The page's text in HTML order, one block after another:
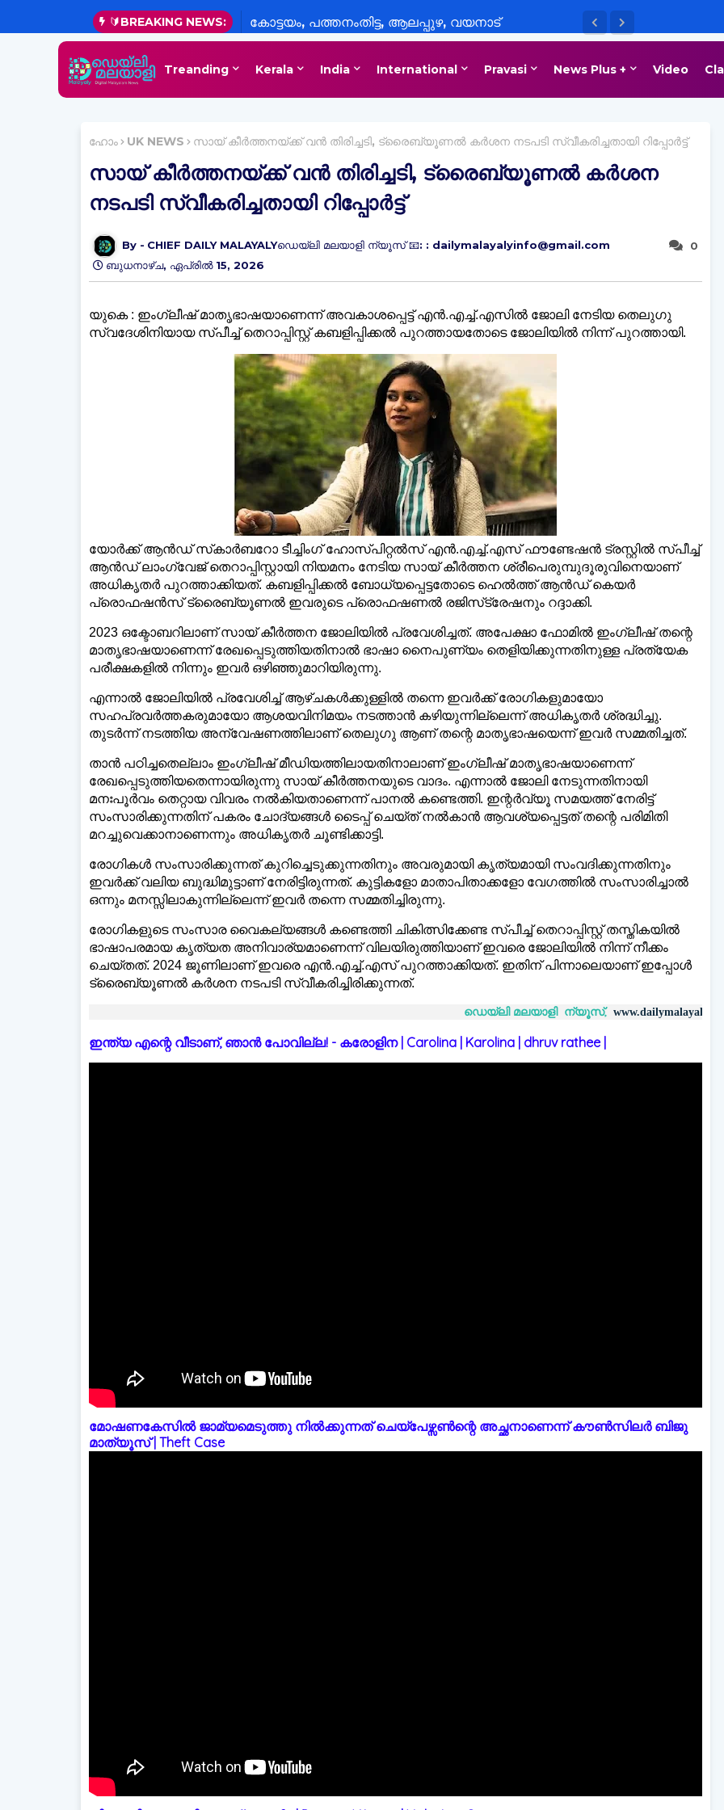
🔰BREAKING NEWS:
കോട്ടയം, പത്തനംതിട്ട, ആലപ്പുഴ, വയനാട്
ജില്ലകളിലെ വിദ്യാഭ്യാസ സ്ഥാപനങ്ങൾക്ക് നാളെ
അവധി
Treanding Kerala India International Pravasi News Plus + Video
ഹോം UK NEWS സായ് കീര്‍ത്തനയ്ക്ക് വൻ തിരിച്ചടി, ട്രൈബ്യൂണല്‍ കര്‍ശന നടപടി സ്വീകരിച്ചതായി റിപ്പോർട്ട്
സായ് കീര്‍ത്തനയ്ക്ക് വൻ തിരിച്ചടി, ട്രൈബ്യൂണല്‍ കര്‍ശന
നടപടി സ്വീകരിച്ചതായി റിപ്പോർട്ട്
0
CHIEF DAILY MALAYALYഡെയ്‌ലി മലയാളി ന്യൂസ് 📧: : dailymalayalyinfo@gmail.com
ബുധനാഴ്‌ച, ഏപ്രിൽ 15, 2026
യുകെ : ഇംഗ്ലീഷ് മാതൃഭാഷയാണെന്ന് അവകാശപ്പെട്ട് എന്‍.എച്ച്.എസില്‍ ജോലി നേടിയ തെലുഗു
സ്വദേശിനിയായ സ്പീച്ച് തെറാപ്പിസ്റ്റ് കബളിപ്പിക്കല്‍ പുറത്തായതോടെ ജോലിയില്‍ നിന്ന് പുറത്തായി.
യോര്‍ക്ക് ആന്‍ഡ് സ്‌കാര്‍ബറോ ടീച്ചിംഗ് ഹോസ്പിറ്റല്‍സ് എന്‍.എച്ച്.എസ് ഫൗണ്ടേഷന്‍ ട്രസ്റ്റില്‍ സ്പീച്ച്
ആന്‍ഡ് ലാംഗ്വേജ് തെറാപ്പിസ്റ്റായി നിയമനം നേടിയ സായ് കീര്‍ത്തന ശ്രീപെരുമ്പുദൂരുവിനെയാണ്
അധികൃതര്‍ പുറത്താക്കിയത്. കബളിപ്പിക്കല്‍ ബോധ്യപ്പെട്ടതോടെ ഹെല്‍ത്ത് ആന്‍ഡ് കെയര്‍
പ്രൊഫഷന്‍സ് ട്രൈബ്യൂണല്‍ ഇവരുടെ പ്രൊഫഷണല്‍ രജിസ്‌ട്രേഷനും റദ്ദാക്കി.
2023 ഒക്ടോബറിലാണ് സായ് കീര്‍ത്തന ജോലിയില്‍ പ്രവേശിച്ചത്. അപേക്ഷാ ഫോമില്‍ ഇംഗ്ലീഷ് തന്റെ
മാതൃഭാഷയാണെന്ന് രേഖപ്പെടുത്തിയതിനാല്‍ ഭാഷാ നൈപുണ്യം തെളിയിക്കുന്നതിനുള്ള പ്രത്യേക
പരീക്ഷകളില്‍ നിന്നും ഇവര്‍ ഒഴിഞ്ഞുമാറിയിരുന്നു.
എന്നാല്‍ ജോലിയില്‍ പ്രവേശിച്ച് ആഴ്ചകള്‍ക്കുള്ളില്‍ തന്നെ ഇവര്‍ക്ക് രോഗികളുമായോ
സഹപ്രവര്‍ത്തകരുമായോ ആശയവിനിമയം നടത്താന്‍ കഴിയുന്നില്ലെന്ന് അധികൃതര്‍ ശ്രദ്ധിച്ചു.
തുടര്‍ന്ന് നടത്തിയ അന്വേഷണത്തിലാണ് തെലുഗു ആണ് തന്റെ മാതൃഭാഷയെന്ന് ഇവര്‍ സമ്മതിച്ചത്.
താന്‍ പഠിച്ചതെല്ലാം ഇംഗ്ലീഷ് മീഡിയത്തിലായതിനാലാണ് ഇംഗ്ലീഷ് മാതൃഭാഷയാണെന്ന്
രേഖപ്പെടുത്തിയതെന്നായിരുന്നു സായ് കീര്‍ത്തനയുടെ വാദം. എന്നാല്‍ ജോലി നേടുന്നതിനായി
മനഃപൂര്‍വം തെറ്റായ വിവരം നല്‍കിയതാണെന്ന് പാനല്‍ കണ്ടെത്തി. ഇന്റര്‍വ്യൂ സമയത്ത് നേരിട്ട്
സംസാരിക്കുന്നതിന് പകരം ചോദ്യങ്ങള്‍ ടൈപ്പ് ചെയ്ത് നല്‍കാന്‍ ആവശ്യപ്പെട്ടത് തന്റെ പരിമിതി
മറച്ചുവെക്കാനാണെന്നും അധികൃതര്‍ ചൂണ്ടിക്കാട്ടി.
രോഗികള്‍ സംസാരിക്കുന്നത് കുറിച്ചെടുക്കുന്നതിനും അവരുമായി കൃത്യമായി സംവദിക്കുന്നതിനും
ഇവര്‍ക്ക് വലിയ ബുദ്ധിമുട്ടാണ് നേരിട്ടിരുന്നത്. കുട്ടികളോ മാതാപിതാക്കളോ വേഗത്തില്‍ സംസാരിച്ചാല്‍
ഒന്നും മനസ്സിലാകുന്നില്ലെന്ന് ഇവര്‍ തന്നെ സമ്മതിച്ചിരുന്നു.
രോഗികളുടെ സംസാര വൈകല്യങ്ങള്‍ കണ്ടെത്തി ചികിത്സിക്കേണ്ട സ്പീച്ച് തെറാപ്പിസ്റ്റ് തസ്തികയില്‍
ഭാഷാപരമായ കൃത്യത അനിവാര്യമാണെന്ന് വിലയിരുത്തിയാണ് ഇവരെ ജോലിയില്‍ നിന്ന് നീക്കം
ചെയ്തത്. 2024 ജൂണിലാണ് ഇവരെ എന്‍.എച്ച്.എസ് പുറത്താക്കിയത്. ഇതിന് പിന്നാലെയാണ് ഇപ്പോള്‍
ട്രൈബ്യൂണല്‍ കര്‍ശന നടപടി സ്വീകരിച്ചിരിക്കുന്നത്.
ഡെയ്‌ലി മലയാളി ന്യൂസ്, www.dailymalayaly.com
ഇന്ത്യ എന്റെ വീടാണ്, ഞാൻ പോവില്ല! - കരോളിന | Carolina | Karolina | dhruv rathee |
മോഷണകേസിൽ ജാമ്യമെടുത്തു നിൽക്കുന്നത് ചെയ്പേഴ്സൺന്റെ അച്ഛനാണെന്ന് കൗൺസിലർ ബിജു
മാത്യൂസ് | Theft Case
ഡെയ്‌ലി മലയാളി ന്യൂസ്, www.dailymalayaly.com